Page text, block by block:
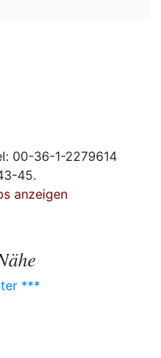
00-36-1-2279614
45.
anzeigen
***